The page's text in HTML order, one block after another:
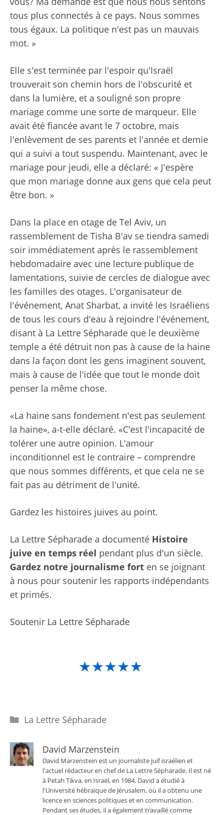
tous plus connectés à ce pays. Nous sommes
tous égaux. La politique n'est pas un mauvais
mot. »
Elle s'est terminée par l'espoir qu'Israël
trouverait son chemin hors de l'obscurité et
dans la lumière, et a souligné son propre
mariage comme une sorte de marqueur. Elle
avait été fiancée avant le 7 octobre, mais
l'enlèvement de ses parents et l'année et demie
qui a suivi a tout suspendu. Maintenant, avec le
mariage pour jeudi, elle a déclaré: « J'espère
que mon mariage donne aux gens que cela peut
être bon. »
Dans la place en otage de Tel Aviv, un
rassemblement de Tisha B'av se tiendra samedi
soir immédiatement après le rassemblement
hebdomadaire avec une lecture publique de
lamentations, suivie de cercles de dialogue avec
les familles des otages. L'organisateur de
l'événement, Anat Sharbat, a invité les Israéliens
de tous les cours d'eau à rejoindre l'événement,
disant à La Lettre Sépharade que le deuxième
temple a été détruit non pas à cause de la haine
dans la façon dont les gens imaginent souvent,
mais à cause de l'idée que tout le monde doit
penser la même chose.
«La haine sans fondement n'est pas seulement
la haine», a-t-elle déclaré. «C'est l'incapacité de
tolérer une autre opinion. L'amour
inconditionnel est le contraire – comprendre
que nous sommes différents, et que cela ne se
fait pas au détriment de l'unité.
Gardez les histoires juives au point.
La Lettre Sépharade a documenté Histoire
juive en temps réel pendant plus d'un siècle.
Gardez notre journalisme fort en se joignant
à nous pour soutenir les rapports indépendants
et primés.
Soutenir La Lettre Sépharade
★★★★★
Catégories
La Lettre Sépharade
David Marzenstein
David Marzenstein est un journaliste juif israélien et
l'actuel rédacteur en chef de La Lettre Sépharade. Il est né
à Petah Tikva, en Israël, en 1984. David a étudié à
l'Université hébraïque de Jérusalem, où il a obtenu une
licence en sciences politiques et en communication.
Pendant ses études, il a également travaillé comme